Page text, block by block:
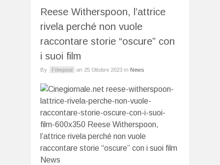
Reese Witherspoon, l’attrice
rivela perché non vuole
raccontare storie “oscure” con
i suoi film
By Filmpost on 25 Ottobre 2023 in News